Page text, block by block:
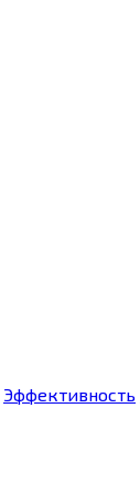
Эффективность